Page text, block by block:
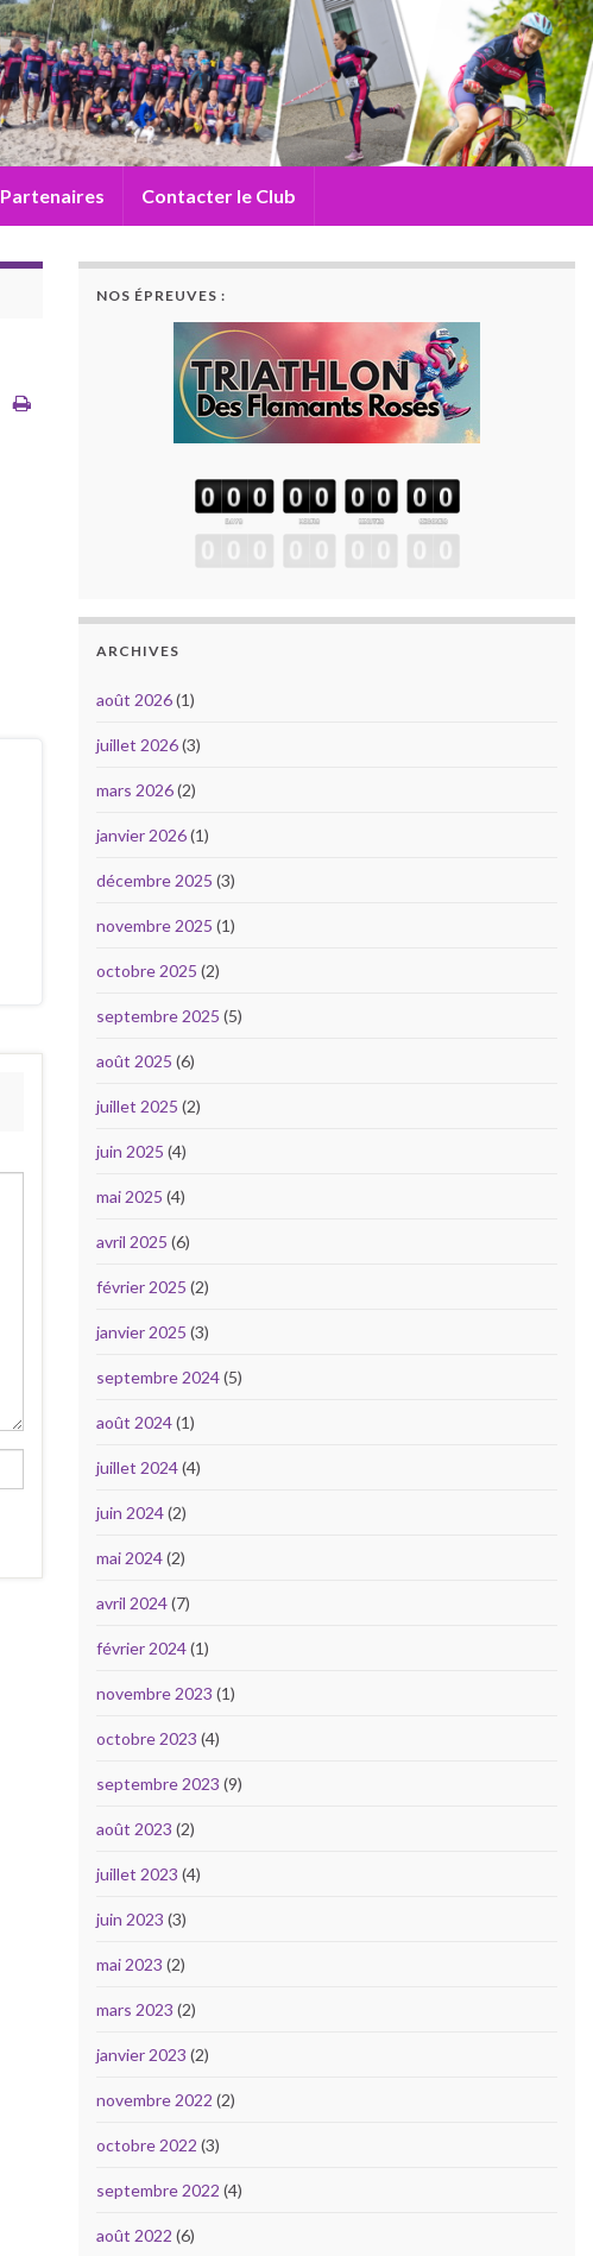
Partenaires Contacter le Club
NOS ÉPREUVES :
ARCHIVES
août 2026(1)
juillet 2026(3)
mars 2026(2)
janvier 2026(1)
décembre 2025 (3)
novembre 2025 (1)
octobre 2025 (2)
septembre 2025 (5)
août 2025 (6)
juillet 2025 (2)
juin 2025 (4)
mai 2025 (4)
avril 2025 (6)
février 2025 (2)
janvier 2025 (3)
septembre 2024(5)
août 2024(1)
juillet 2024(4)
juin 2024(2)
mai 2024(2)
avril 2024(7)
février 2024(1)
novembre 2023 (1)
octobre 2023 (4)
septembre 2023 (9)
août 2023 (2)
juillet 2023 (4)
juin 2023 (3)
mai 2023 (2)
mars 2023 (2)
janvier 2023 (2)
novembre 2022 (2)
octobre 2022 (3)
septembre 2022 (4)
août 2022 (6)